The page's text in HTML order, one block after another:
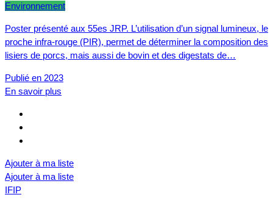
Environnement
Poster présenté aux 55es JRP. L’utilisation d’un signal lumineux, le
proche infra-rouge (PIR), permet de déterminer la composition des
lisiers de porcs, mais aussi de bovin et des digestats de…
Publié en 2023
En savoir plus
Ajouter à ma liste
Ajouter à ma liste
IFIP